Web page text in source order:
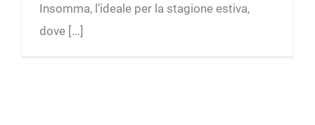
Insomma, l’ideale per la stagione estiva,
dove [...]